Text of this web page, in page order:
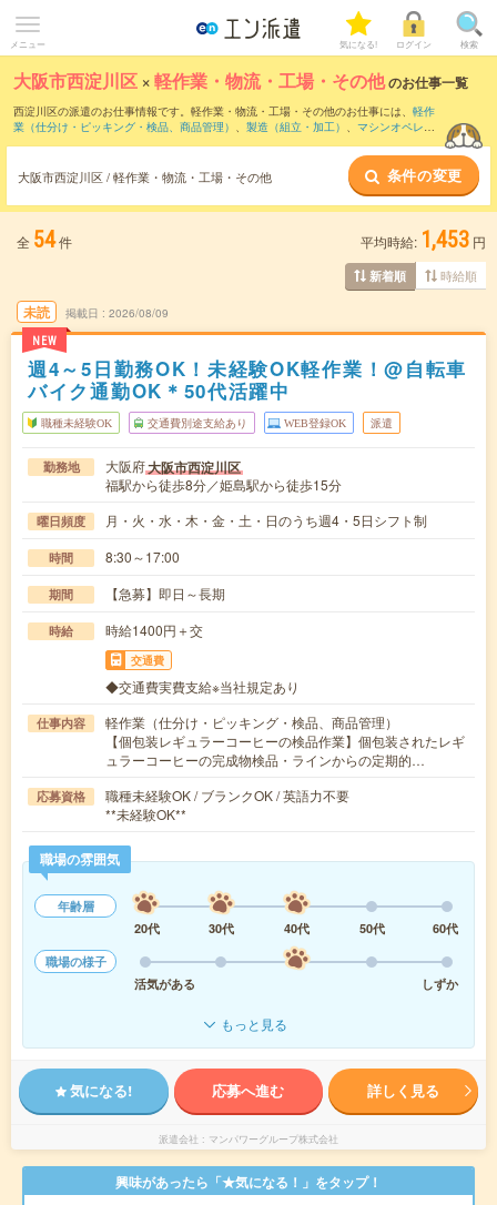
メニュー 気になる! ログイン 検索
大阪市西淀川区 ×軽作業・物流・工場・その他のお仕事一覧
西淀川区の派遣のお仕事情報です。軽作業・物流・工場・その他のお仕事には、 軽作
業（仕分け・ピッキング・検品、商品管理） 、 製造（組立・加工） 、 マシンオペレー
大阪市西淀川区 / 軽作業・物流・工場・その他 条件の変更
全 54件 平均時給: 1,453 円
新着順 時給順
未読
NEW
掲載日 2026/08/09
週4～5日勤務OK！未経験OK軽作業！@自転車
バイク通勤OK＊50代活躍中
職種未経験OK 交通費別途支給あり WEB登録OK 派遣
勤務地 大阪府大阪市西淀川区
福駅から徒歩8分／姫島駅から徒歩15分
曜日頻度 月・火・水・木・金・土・日のうち週4・5日シフト制
時間 8:30～17:00
期間 【急募】即日～長期
時給 時給1400円＋交
交通費
◆交通費実費支給※当社規定あり
仕事内容
軽作業（仕分け・ピッキング・検品、商品管理）
【個包装レギュラーコーヒーの検品作業】個包装されたレギ
ュラーコーヒーの完成物検品・ラインからの定期的…
応募資格
職種未経験OK / ブランクOK / 英語力不要
**未経験OK**
職場の雰囲気
年齢層
20代
30代 40代 50代
60代
職場の様子
活気がある
しずか
もっと見る
気になる! 応募へ進む 詳しく見る
派遣会社 マンパワーグループ株式会社
興味があったら「★気になる！」をタップ！